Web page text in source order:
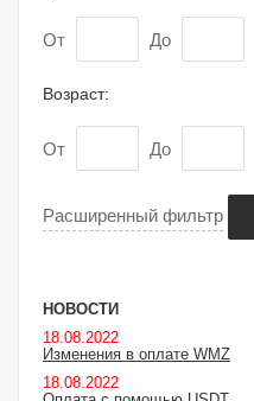
От До
Возраст:
От До
Расширенный фильтр
НОВОСТИ
18.08.2022
Изменения в оплате WMZ
18.08.2022